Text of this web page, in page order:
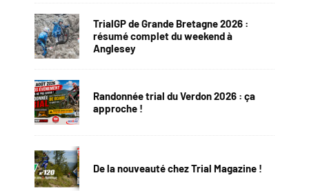
TrialGP de Grande Bretagne 2026 :
résumé complet du weekend à
Anglesey
Randonnée trial du Verdon 2026 : ça
approche !
De la nouveauté chez Trial Magazine !